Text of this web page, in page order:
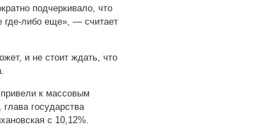
подчеркивало, что
где-либо еще», — считает
и не стоит ждать, что
к массовым
государства
с 10,12%.